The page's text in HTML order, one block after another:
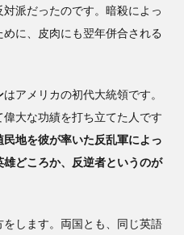
派だったのです。暗殺によっ
に、皮肉にも翌年併合される
はアメリカの初代大統領です。
大な功績を打ち立てた人です
地を彼が率いた反乱軍によっ
どころか、反逆者というのが
します。両国とも、同じ英語